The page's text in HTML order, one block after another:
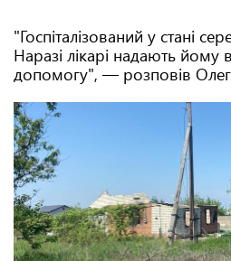
"Госпіталізований у стані
Наразі лікарі надають йому
допомогу", — розповів